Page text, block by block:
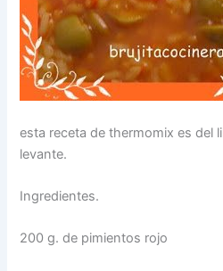
esta receta de thermomix es del
levante.
Ingredientes.
200 g. de pimientos rojo